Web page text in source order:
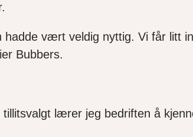
vært veldig nyttig. Vi får litt
Bubbers.
tillitsvalgt lærer jeg bedriften å